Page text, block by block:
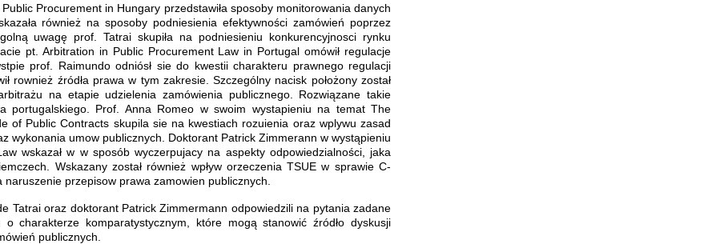
Procurement in Hungary przedstawiła sposoby monitorowania danych
również na sposoby podniesienia efektywności zamówień poprzez
uwagę prof. Tatrai skupiła na podniesieniu konkurencyjnosci rynku
pt. Arbitration in Public Procurement Law in Portugal omówił regulacje
prof. Raimundo odniósł sie do kwestii charakteru prawnego regulacji
rownież źródła prawa w tym zakresie. Szczególny nacisk położony został
na etapie udzielenia zamówienia publicznego. Rozwiązane takie
portugalskiego. Prof. Anna Romeo w swoim wystapieniu na temat The
of Public Contracts skupila sie na kwestiach rozuienia oraz wplywu zasad
wykonania umow publicznych. Doktorant Patrick Zimmerann w wystąpieniu
wskazał w w sposób wyczerpujacy na aspekty odpowiedzialności, jaka
Wskazany został również wpływ orzeczenia TSUE w sprawie C-
przepisow prawa zamowien publicznych.
Tatrai oraz doktorant Patrick Zimmermann odpowiedzili na pytania zadane
charakterze komparatystycznym, które mogą stanowić źródło dyskusji
publicznych.